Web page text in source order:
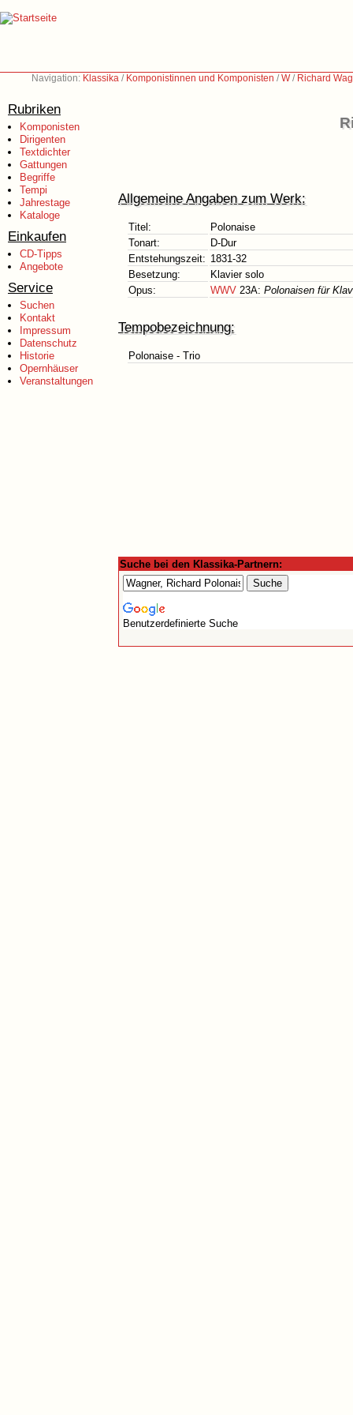
Navigation: Klassika / Komponistinnen und Komponisten /W/ Richard
Rubriken
Komponisten
Dirigenten
Textdichter
Gattungen
Begriffe
Tempi
Jahrestage
Kataloge
Einkaufen
CD-Tipps
Angebote
Service
Suchen
Kontakt
Impressum
Datenschutz
Historie
Opernhäuser
Veranstaltungen
Allgemeine Angaben zum Werk:
Titel:
Polonaise
Tonart:
D-Dur
Entstehungszeit: 1831-32
Besetzung:
Klavier solo
Opus:
WWV 23A: Polonaisen für
Tempobezeichnung:
Polonaise - Trio
Suche bei den Klassika-Partnern:
Benutzerdefinierte Suche